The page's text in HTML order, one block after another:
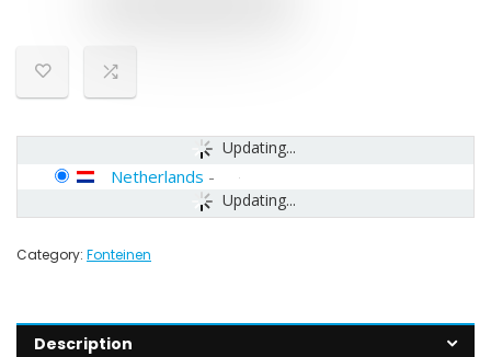
Updating...
Updating...
Netherlands -
Category: Fonteinen
Description